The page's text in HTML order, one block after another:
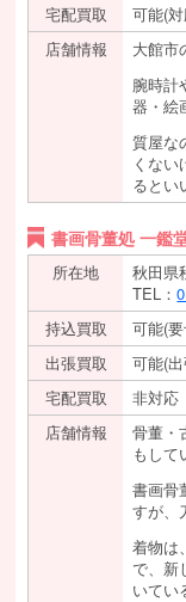
宅配買取
可能(
店舗情報
大館市
腕時計
器・絵
質屋な
くな
るとい
書画骨董処 一鑑
所在地
秋田県
TEL：
持込買取
可能(
出張買取
可能(
宅配買取
非対応
店舗情報
骨董・
もして
書画骨
すが、
着物は
で、新
いてい